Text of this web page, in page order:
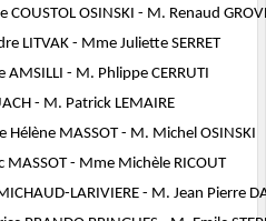
COUSTOL OSINSKI - M. Renaud
LITVAK - Mme Juliette SERRET
AMSILLI - M. Phlippe CERRUTI
- M. Patrick LEMAIRE
Hélène MASSOT - M. Michel OSINSKI
MASSOT - Mme Michèle RICOUT
LARIVIERE - M. Jean Pierre